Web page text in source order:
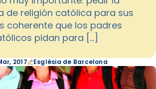
de religión católica para sus
coherente que los padres
pidan para […]
2017 Església de Barcelona